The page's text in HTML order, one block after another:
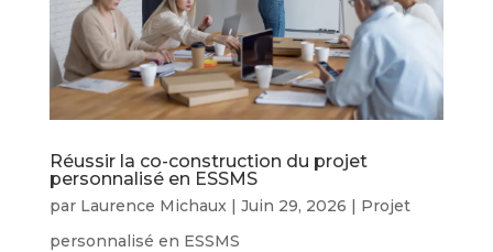
Réussir la co-construction du projet
personnalisé en ESSMS
par Laurence Michaux| Juin 29, 2026 | Projet
personnalisé en ESSMS